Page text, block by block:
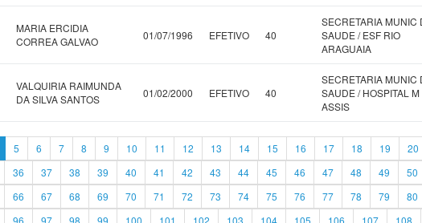
MARIA ERCIDIA
CORREA GALVAO
01/07/1996 EFETIVO 40
SECRETARIA MUNIC
SAUDE / ESF RIO
ARAGUAIA
VALQUIRIA RAIMUNDA
DA SILVA SANTOS
01/02/2000 EFETIVO 40
SECRETARIA MUNIC
SAUDE / HOSPITAL M
ASSIS
5 6 7 8 9 10 11 12 13 14 15 16 17 18 19 20
36 37 38 39 40 41 42 43 44 45 46 47 48 49 50
66 67 68 69 70 71 72 73 74 75 76 77 78 79 80
96 97 98 99 100 101 102 103 104 105 106 107 108